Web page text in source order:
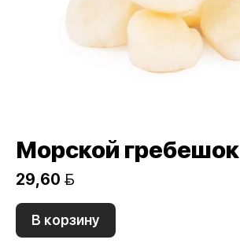
Морской гребешок
29,60 
В корзину